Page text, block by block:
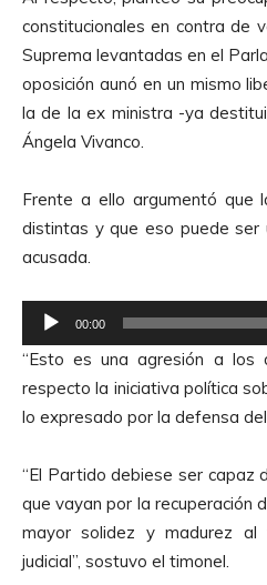
constitucionales en contra de
Suprema levantadas en el
oposición aunó en un mismo
la de la ex ministra -ya
Ángela Vivanco.
Frente a ello argumentó que
distintas y que eso puede ser
acusada.
e
p
r
o
c
t
o
00:00
“Esto es una agresión a los
respecto la iniciativa política
lo expresado por la defensa
“El Partido debiese ser capaz
que vayan por la recuperación
mayor solidez y madurez al
judicial”, sostuvo el timonel.